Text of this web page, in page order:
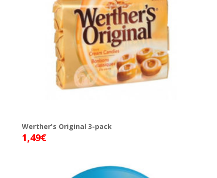
Werther's Original 3-pack
1,49€